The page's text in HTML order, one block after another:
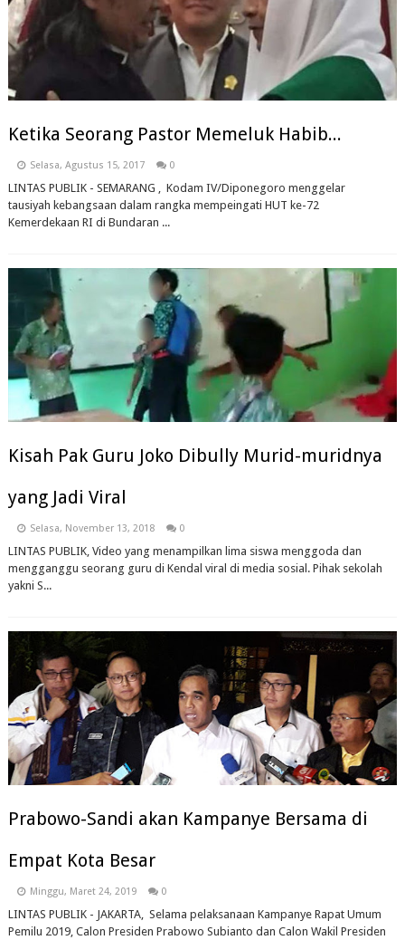
Ketika Seorang Pastor Memeluk Habib...
Selasa, Agustus 15, 2017 0
LINTAS PUBLIK - SEMARANG , Kodam IV/Diponegoro menggelar
tausiyah kebangsaan dalam rangka mempeingati HUT ke-72
Kemerdekaan RI di Bundaran ...
Kisah Pak Guru Joko Dibully Murid-muridnya
yang Jadi Viral
Selasa, November 13, 2018 0
LINTAS PUBLIK, Video yang menampilkan lima siswa menggoda dan
mengganggu seorang guru di Kendal viral di media sosial. Pihak sekolah
yakni S...
Prabowo-Sandi akan Kampanye Bersama di
Empat Kota Besar
Minggu, Maret 24, 2019 0
LINTAS PUBLIK - JAKARTA, Selama pelaksanaan Kampanye Rapat Umum
Pemilu 2019, Calon Presiden Prabowo Subianto dan Calon Wakil Presiden